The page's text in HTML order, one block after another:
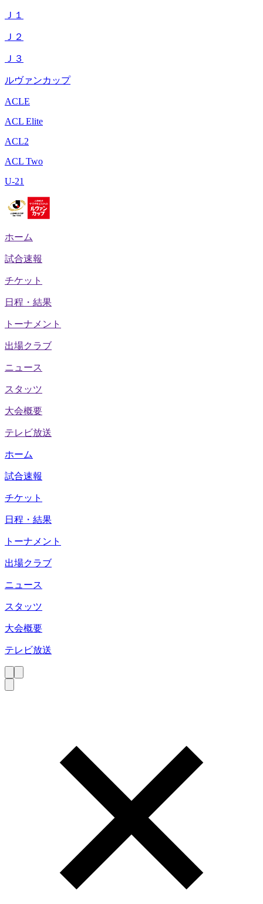
Ｊ１
Ｊ２
Ｊ３
ルヴァンカップ
ACLE
ACL Elite
ACL2
ACL Two
U-21
ホーム
試合速報
チケット
日程・結果
トーナメント
出場クラブ
ニュース
スタッツ
大会概要
テレビ放送
ホーム
試合速報
チケット
日程・結果
トーナメント
出場クラブ
ニュース
スタッツ
大会概要
テレビ放送